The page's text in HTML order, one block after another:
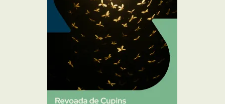
Pulgas e Carrapatos
Ratos
Sanitização
Traças